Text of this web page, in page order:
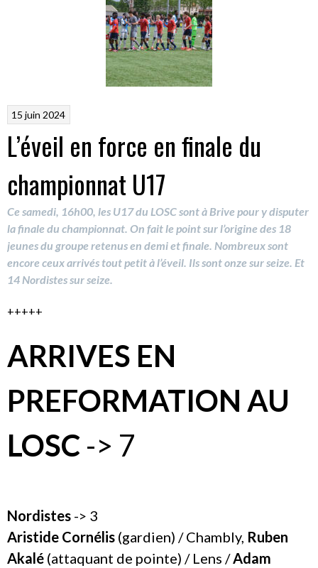
15 juin 2024
L’éveil en force en finale du
championnat U17
Ce samedi, 16h00, les U17 du LOSC sont à Brive pour y disputer
la finale du championnat. On fait le point sur l’origine des 18
jeunes du groupe retenus en demi et finale. Nombreux sont
encore ceux arrivés tout petit à l’éveil. Ils sont onze sur seize. Et
14 Nordistes sur seize.
+++++
ARRIVES EN
PREFORMATION AU
LOSC -> 7
Nordistes -> 3
Aristide Cornélis (gardien) / Chambly, Ruben
Akalé (attaquant de pointe) / Lens /Adam